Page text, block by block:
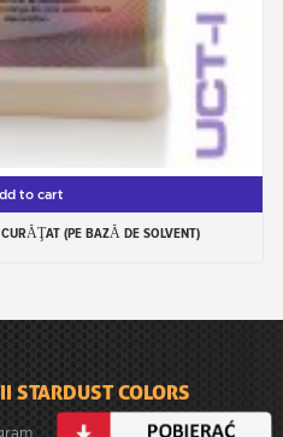
to cart
(PE BAZĂ DE SOLVENT)
STARDUST COLORS